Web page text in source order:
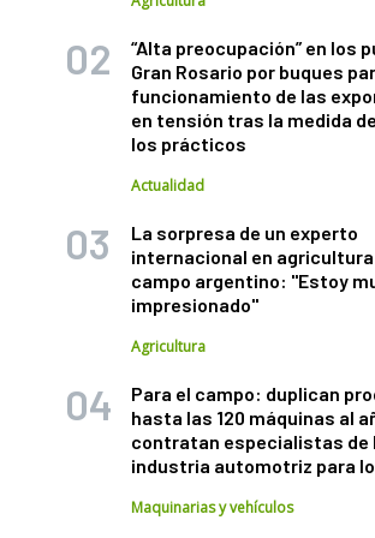
“Alta preocupación” en los
Gran Rosario por buques
funcionamiento de las
en tensión tras la medida
los prácticos
Actualidad
La sorpresa de un experto
internacional en
campo argentino: "Estoy
impresionado"
Agricultura
Para el campo: duplican
hasta las 120 máquinas al
contratan especialistas de
industria automotriz para
Maquinarias y vehículos